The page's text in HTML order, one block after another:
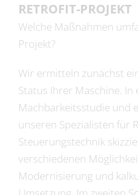
RETROFIT-PROJEKT
Welche Maßnahmen
Projekt?
Wir ermitteln zunächst
Status Ihrer Maschine. In
Machbarkeitsstudie und
unseren Spezialisten für
Steuerungstechnik
verschiedenen
Modernisierung und